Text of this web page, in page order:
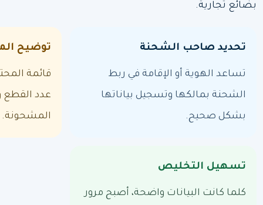
بضائع تجارية.
تحديد صاحب الشحنة
تساعد الهوية أو الإقامة في ربط
الشحنة بمالكها وتسجيل بياناتها
بشكل صحيح.
توضيح
قائمة
عدد القطع
المشحونة.
تسهيل التخليص
كلما كانت البيانات واضحة، أصبح مرور